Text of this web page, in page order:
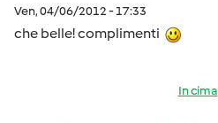
Ven, 04/06/2012 - 17:33
che belle! complimenti
In cima